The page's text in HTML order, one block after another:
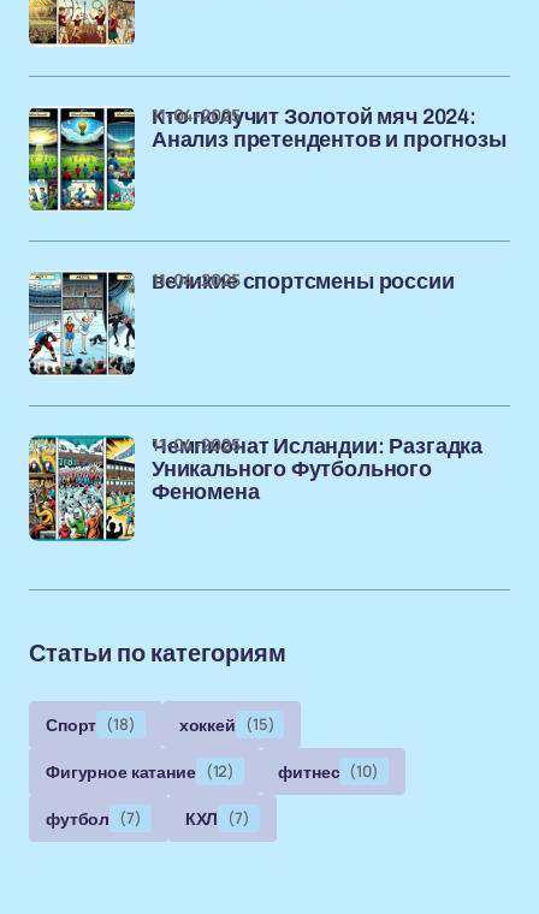
Кто получит Золотой мяч 2024:
Анализ претендентов и прогнозы
11-04-2025
великие спортсмены россии
11-04-2025
Чемпионат Исландии: Разгадка
Уникального Футбольного
Феномена
11-04-2025
Статьи по категориям
Спорт (18) хоккей (15)
Фигурное катание (12) фитнес (10)
футбол (7) КХЛ (7)